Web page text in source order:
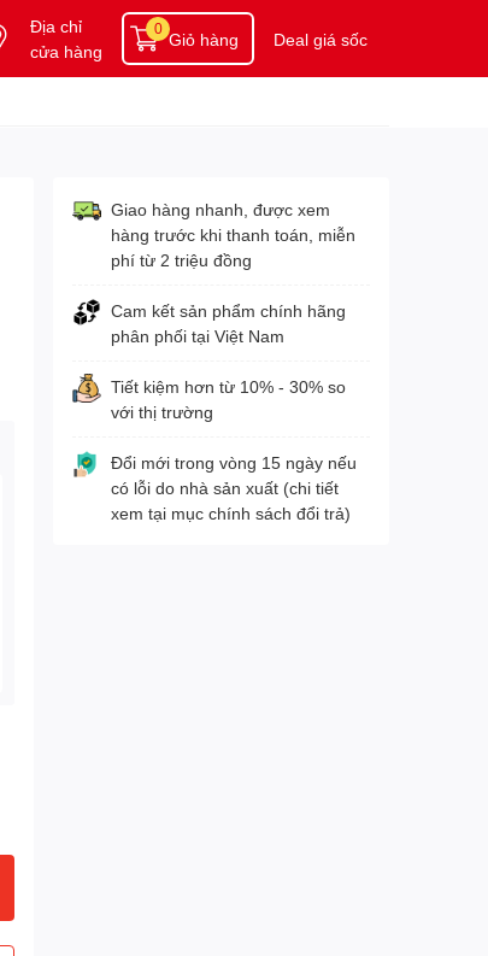
Địa chỉ
cửa hàng
Giỏ hàng
0 Deal giá sốc
Giao hàng nhanh, được xem
hàng trước khi thanh toán, miễn
phí từ 2 triệu đồng
Cam kết sản phẩm chính hãng
phân phối tại Việt Nam
Tiết kiệm hơn từ 10% - 30% so
với thị trường
Đổi mới trong vòng 15 ngày nếu
có lỗi do nhà sản xuất (chi tiết
xem tại mục chính sách đổi trả)